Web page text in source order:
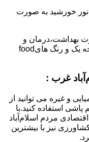
نور خورشید به صورت
بهداشت،درمان و
آموزش پزشکی هستند و از مواد اولیه درجه یک و رنگ هایfood
غرب :
و غیره می توانید از
پاشی استفاده کنید.با
مردم اسلام‌آباد
نیز با بیشترین